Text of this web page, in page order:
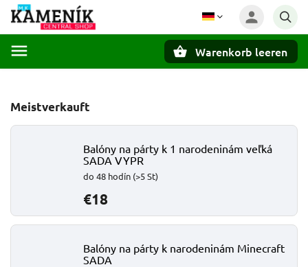
Warenkorb leeren
Meistverkauft
Balóny na párty k 1 narodeninám veľká
SADA VYPR
do 48 hodín (>5 St)
€18
Balóny na párty k narodeninám Minecraft
SADA